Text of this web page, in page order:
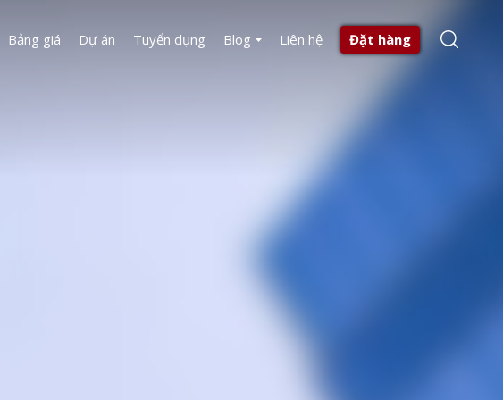
Bảng giá Dự án Tuyển dụng Blog Liên hệ Đặt hàng